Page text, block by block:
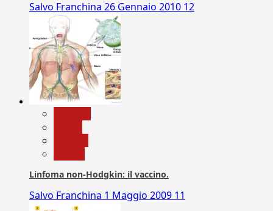
Salvo Franchina 26 Gennaio 2010 12
Linfoma non-Hodgkin: il vaccino.
Salvo Franchina 1 Maggio 2009 11